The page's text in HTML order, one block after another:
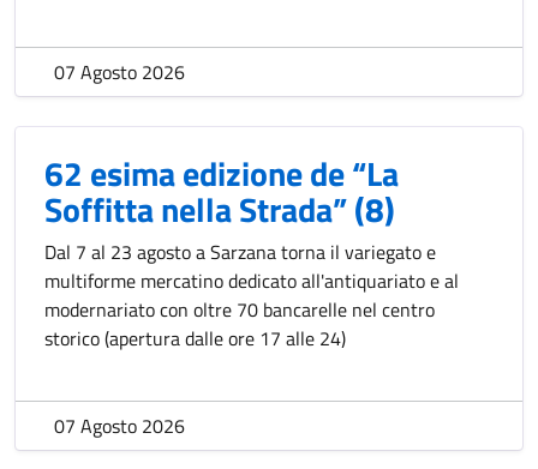
07 Agosto 2026
62 esima edizione de “La
Soffitta nella Strada” (8)
Dal 7 al 23 agosto a Sarzana torna il variegato e
multiforme mercatino dedicato all'antiquariato e al
modernariato con oltre 70 bancarelle nel centro
storico (apertura dalle ore 17 alle 24)
07 Agosto 2026